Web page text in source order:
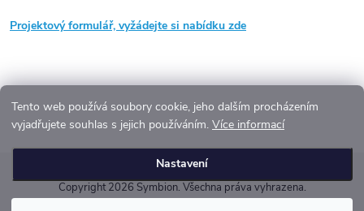
Tento web používá soubory cookie, jeho dalším procházením
vyjadřujete souhlas s jejich používáním. Více informací
Nastavení
ý
i
s
u
Projektový formulář, vyžádejte si nabídku zde
Copyright 2026 Symbion. Všechna práva vyhrazena.